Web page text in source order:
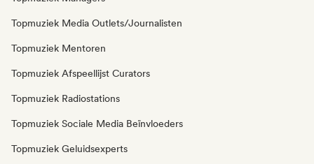
Topmuziek Media Outlets/Journalisten
Topmuziek Mentoren
Topmuziek Afspeellijst Curators
Topmuziek Radiostations
Topmuziek Sociale Media Beïnvloeders
Topmuziek Geluidsexperts